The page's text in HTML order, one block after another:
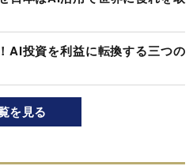
AI投資を利益に転換する三つの
を見る